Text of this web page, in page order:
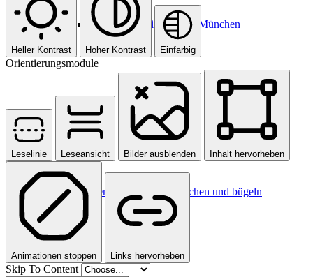
Golfschuh Reinigung in München
Hemden reinigen, waschen und bügeln
Heller Kontrast Hoher Kontrast Einfarbig
Orientierungsmodule
Leselinie Leseansicht Bilder ausblenden Inhalt hervorheben
Animationen stoppen Links hervorheben
Skip To Content